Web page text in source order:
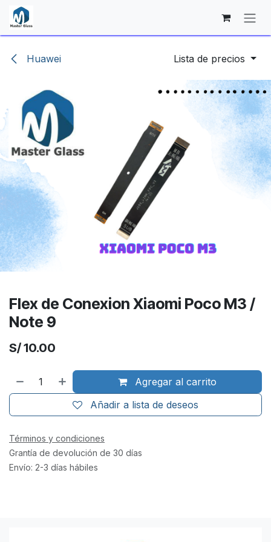
Ir al contenido
Huawei Lista de precios
Flex de Conexion Xiaomi Poco M3 /
Note 9
S/10.00
Agregar al carrito
Añadir a lista de deseos
Términos y condiciones
Grantía de devolución de 30 días
Envío: 2-3 días hábiles